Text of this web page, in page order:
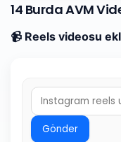
14 Burda AVM
📹 Reels videosu
Gönder